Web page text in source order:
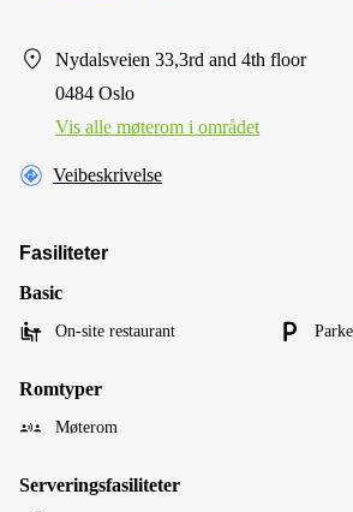
Nydalsveien 33,3rd and 4th floor
0484 Oslo
Vis alle møterom i området
Veibeskrivelse
Fasiliteter
Basic
On-site restaurant
Romtyper
Møterom
Serveringsfasiliteter